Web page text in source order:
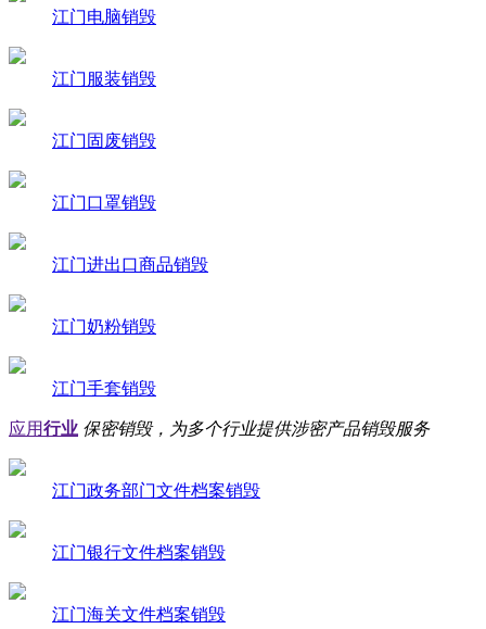
江门电脑销毁
江门服装销毁
江门固废销毁
江门口罩销毁
江门进出口商品销毁
江门奶粉销毁
江门手套销毁
应用行业 保密销毁，为多个行业提供涉密产品销毁服务
江门政务部门文件档案销毁
江门银行文件档案销毁
江门海关文件档案销毁